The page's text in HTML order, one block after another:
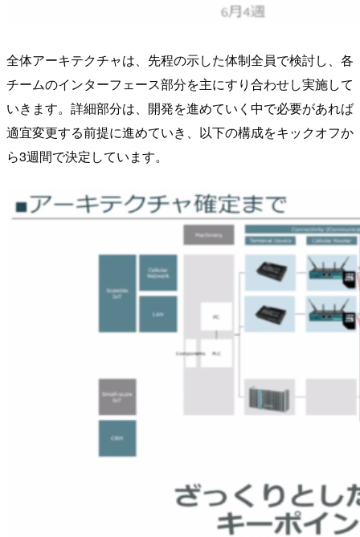
全体アーキテクチャは、先程の示した体制全員で検討し、各
チームのインターフェース部分を主にすり合わせし実施して
いきます。詳細部分は、開発を進めていく中で必要があれば
適宜変更する前提に進めていき、以下の構成をキックオフか
ら3週間で決定しています。